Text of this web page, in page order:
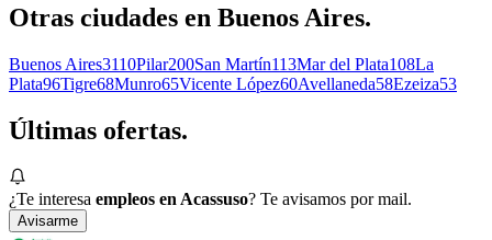
Otras ciudades en Buenos Aires.
Buenos Aires3110Pilar200San Martín113Mar del Plata108La
Plata96Tigre68Munro65Vicente López60Avellaneda58Ezeiza53
Últimas ofertas.
¿Te interesa empleos en Acassuso? Te avisamos por mail.
Avisarme